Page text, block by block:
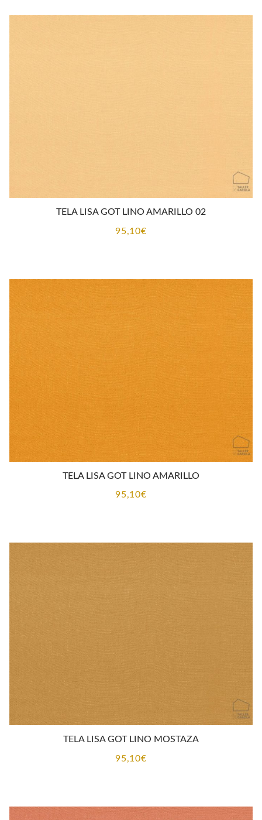
TELA LISA GOT LINO AMARILLO 02
95,10€
TELA LISA GOT LINO AMARILLO
95,10€
TELA LISA GOT LINO MOSTAZA
95,10€